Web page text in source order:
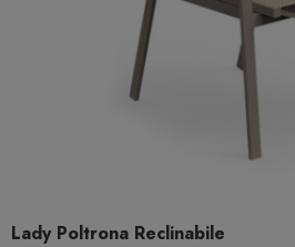
Lady Poltrona Reclinabile